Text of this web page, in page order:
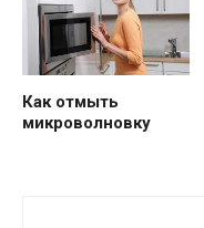
Как отмыть
микроволновку